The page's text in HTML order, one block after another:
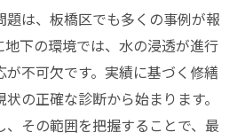
は、板橋区でも多くの事例が報
地下の環境では、水の浸透が進行
が不可欠です。実績に基づく修繕
の正確な診断から始まります。
その範囲を把握することで、最